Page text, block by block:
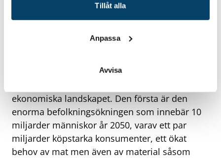
Tillåt alla
Anpassa
Avvisa
Olof Hällerman, Stena Circular Consulting
Cirkulär ekonomi är på mångas läppar idag,
men varför är det egentligen så viktigt? Om
Stena Circular Consulting. Han visade på två
ekonomiska landskapet. Den första är den
enorma befolkningsökningen som innebär 10
miljarder människor år 2050, varav ett par
miljarder köpstarka konsumenter, ett ökat
behov av mat men även av material såsom